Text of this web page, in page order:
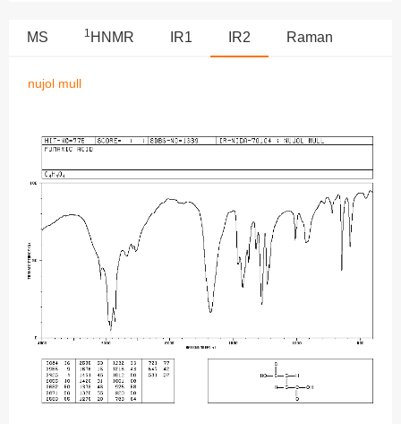
MS 1 HNMR IR1 IR2 Raman
nujol mull